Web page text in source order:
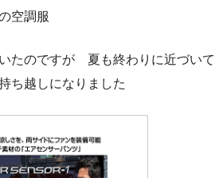
空調服
たのですが 夏も終わりに近づいて
ち越しになりました